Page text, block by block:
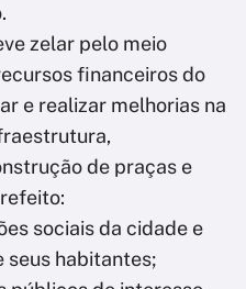
zelar pelo meio
financeiros do
e realizar melhorias na
de praças e
sociais da cidade e
seus habitantes;